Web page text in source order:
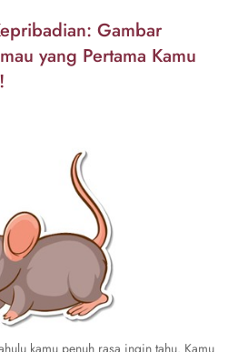
Gambar
yang Pertama Kamu